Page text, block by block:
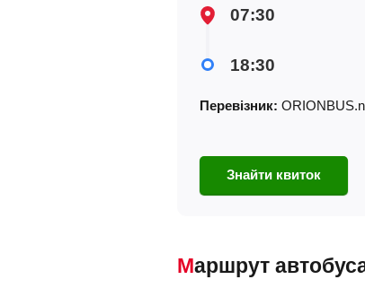
07:30
18:30
Перевізник:
Знайти квиток
Маршрут